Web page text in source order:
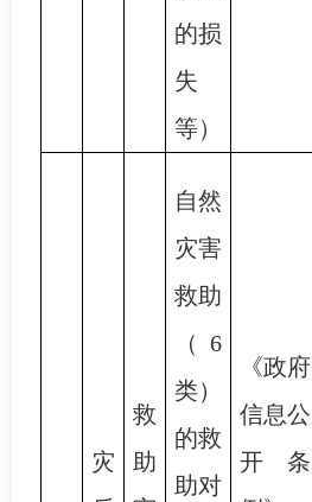
的损
失
等）
灾
救
助
自然
灾害
救助
（6
类）
的救
助对
《政府
信息公
开条